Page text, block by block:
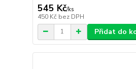
545 Kč/ks
450 Kč bez DPH
Přidat do